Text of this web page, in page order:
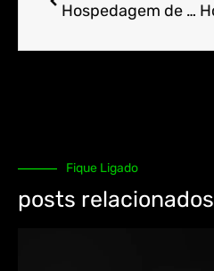
Hospedagem de Sites para Engenheiro em Alto do Cabrito
Fique Ligado
posts relacionados